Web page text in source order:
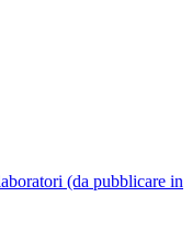
(da pubblicare in